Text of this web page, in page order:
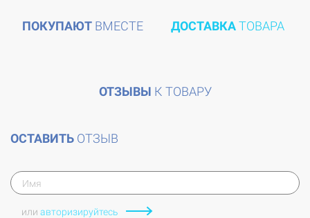
ПОКУПАЮТ ВМЕСТЕ ДОСТАВКАТОВАРА
ОТЗЫВЫ К ТОВАРУ
ОСТАВИТЬ ОТЗЫВ
или авторизируйтесь